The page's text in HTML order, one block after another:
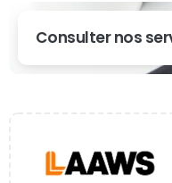
Consulter nos